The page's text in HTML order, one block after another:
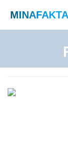
MINAFAKTA